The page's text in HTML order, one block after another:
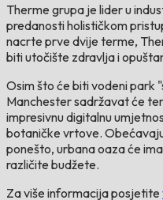
Therme grupa je lider u
predanosti holističkom
nacrte prve dvije terme,
biti utočište zdravlja i
Osim što će biti vodeni park
Manchester sadržavat će
impresivnu digitalnu
botaničke vrtove.
ponešto, urbana oaza će
različite budžete.
Za više informacija posjetite